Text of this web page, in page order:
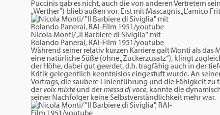
Puccinis gab es nicht, auch die von anderen Vertretern
„Werther“) blieb außen vor. Erst mit Mascagnis „L’amico
Nicola Monti/ „Il Barbiere di Siviglia“ mit
Rolando Panerai, RAI-Film 1951/youtube
Während seiner relativ kurzen Karriere galt Monti als das
eine natürliche Süße (ohne „Zuckerzusatz“), klingt
der Höhe, dabei gut geerdet, d.h. tragfähig auch in der
Kritik gelegentlich kenntnislos eingestuft wurde. An
Vortrags, die saubere Linienführung und die Fähigkeit
der voix mixte und dermessa di voce, kannte die
seiner Nachfolger keine Selbstverständlichkeit mehr war.